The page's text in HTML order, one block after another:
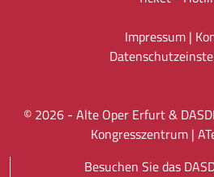
Impressum|
© 2026 - Alte Oper Erfurt &
Kongresszentrum |
Besuchen Sie das